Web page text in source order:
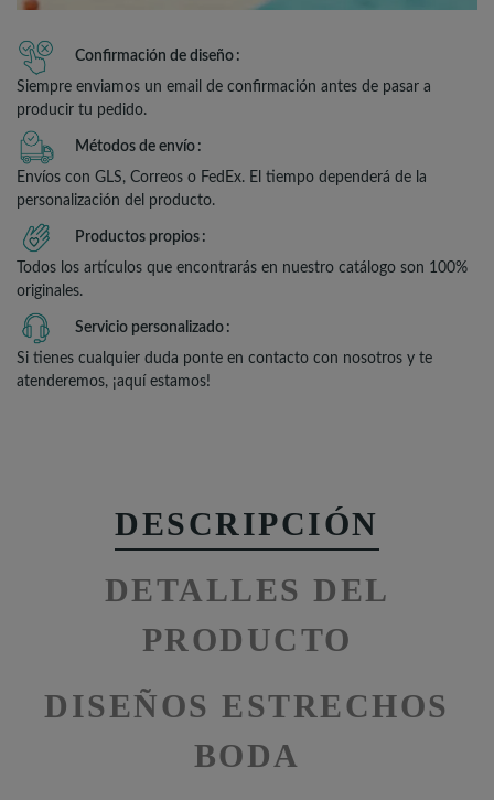
Confirmación de diseño
Siempre enviamos un email de confirmación antes de pasar a
producir tu pedido.
Métodos de envío
Envíos con GLS, Correos o FedEx. El tiempo dependerá de la
personalización del producto.
Productos propios
Todos los artículos que encontrarás en nuestro catálogo son 100%
originales.
Servicio personalizado
Si tienes cualquier duda ponte en contacto con nosotros y te
atenderemos, ¡aquí estamos!
DESCRIPCIÓN
DETALLES DEL
PRODUCTO
DISEÑOS ESTRECHOS
BODA